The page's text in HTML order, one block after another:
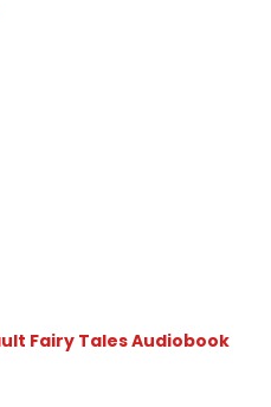
Fairy Tales Audiobook